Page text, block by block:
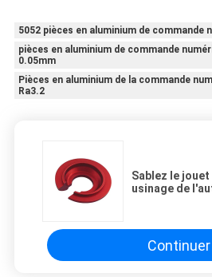
5052 pièces en aluminium de commande
pièces en aluminium de commande
0.05mm
Pièces en aluminium de la commande
Ra3.2
Sablez le
usinage de
Continuer